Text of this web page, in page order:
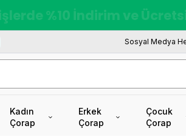
Farksız +6 Taksit
Sosyal Medya
Kadın
Çorap
Erkek
Çorap
Çocuk
Çorap